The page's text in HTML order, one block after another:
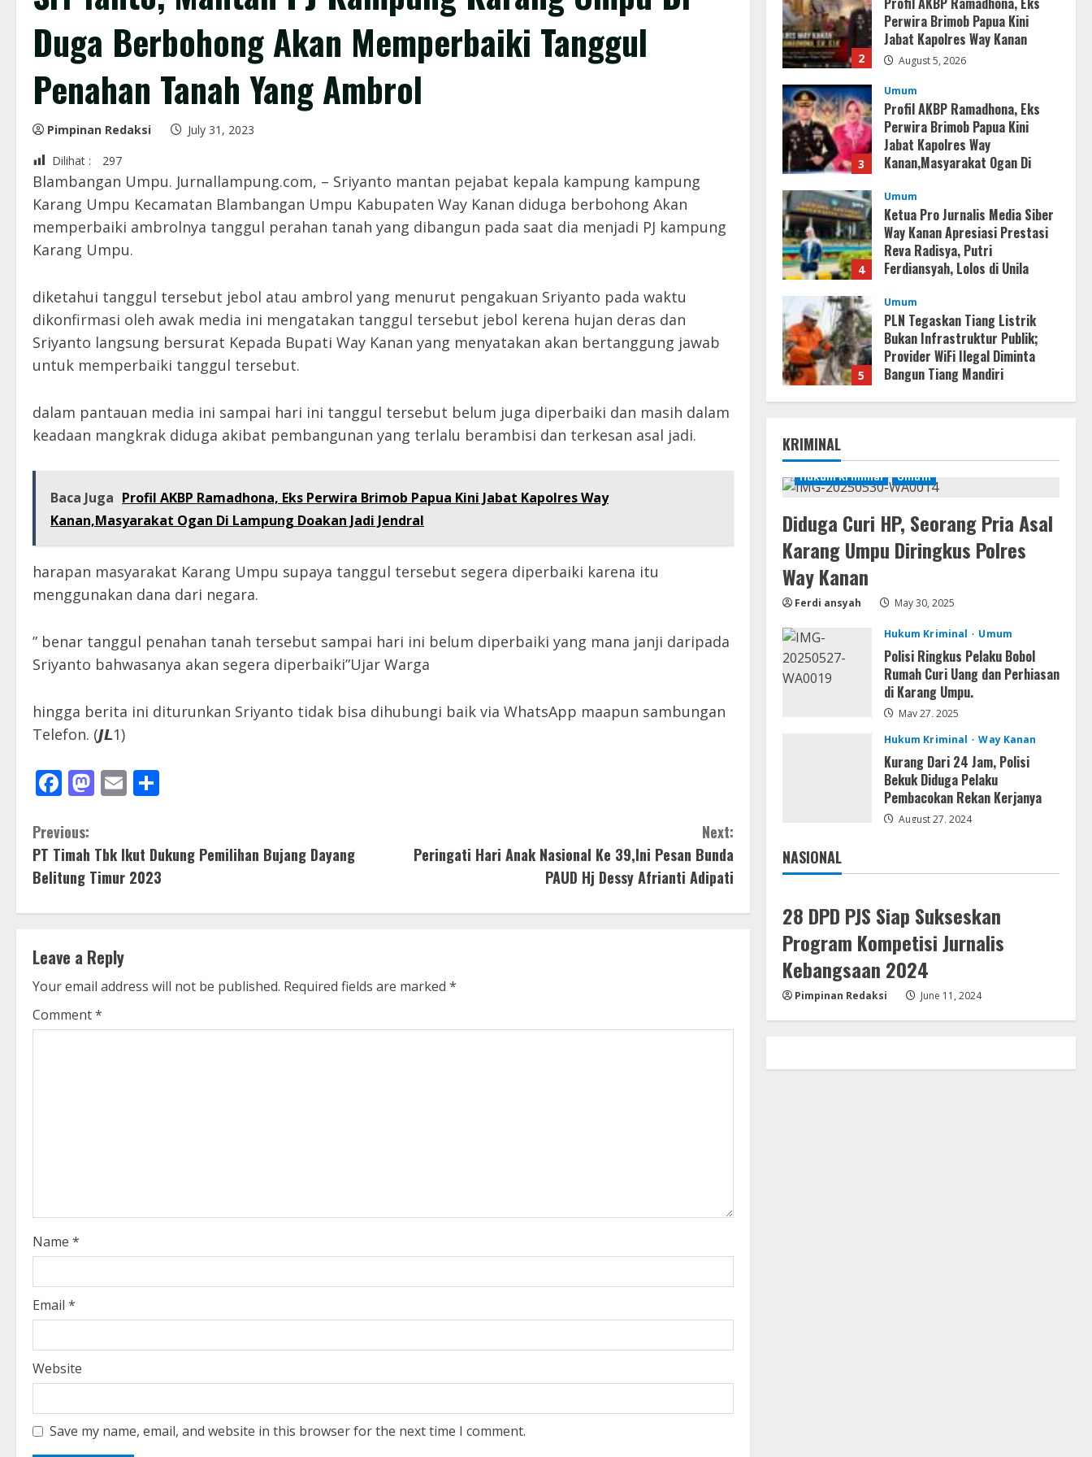
Duga Berbohong Akan Memperbaiki Tanggul
Penahan Tanah Yang Ambrol
Pimpinan Redaksi
July 31, 2023
Dilihat :
297
Blambangan Umpu. Jurnallampung.com, – Sriyanto mantan pejabat kepala kampung kampung
Karang Umpu Kecamatan Blambangan Umpu Kabupaten Way Kanan diduga berbohong Akan
memperbaiki ambrolnya tanggul perahan tanah yang dibangun pada saat dia menjadi PJ kampung
Karang Umpu.
diketahui tanggul tersebut jebol atau ambrol yang menurut pengakuan Sriyanto pada waktu
dikonfirmasi oleh awak media ini mengatakan tanggul tersebut jebol kerena hujan deras dan
Sriyanto langsung bersurat Kepada Bupati Way Kanan yang menyatakan akan bertanggung jawab
untuk memperbaiki tanggul tersebut.
dalam pantauan media ini sampai hari ini tanggul tersebut belum juga diperbaiki dan masih dalam
keadaan mangkrak diduga akibat pembangunan yang terlalu berambisi dan terkesan asal jadi.
Baca Juga Profil AKBP Ramadhona, Eks Perwira Brimob Papua Kini Jabat Kapolres Way
Kanan,Masyarakat Ogan Di Lampung Doakan Jadi Jendral
harapan masyarakat Karang Umpu supaya tanggul tersebut segera diperbaiki karena itu
menggunakan dana dari negara.
” benar tanggul penahan tanah tersebut sampai hari ini belum diperbaiki yang mana janji daripada
Sriyanto bahwasanya akan segera diperbaiki”Ujar Warga
hingga berita ini diturunkan Sriyanto tidak bisa dihubungi baik via WhatsApp maapun sambungan
Telefon. (𝙅𝙇1)
Facebook
Mastodon
Email
C
o
n
i
n
u
d
i
n
g
Previous:
PT Timah Tbk Ikut Dukung Pemilihan Bujang Dayang
Belitung Timur 2023
Next:
Peringati Hari Anak Nasional Ke 39,Ini Pesan Bunda
PAUD Hj Dessy Afrianti Adipati
Leave a Reply
Your email address will not be published. Required fields are marked *
Comment*
Name *
Email *
Website
Save my name, email, and website in this browser for the next time I comment.
2
Perwira Brimob Papua Kini
Jabat Kapolres Way Kanan
August 5, 2026
3
Umum
Profil AKBP Ramadhona, Eks
Perwira Brimob Papua Kini
Jabat Kapolres Way
Kanan,Masyarakat Ogan Di
August 4, 2026
4
Umum
Ketua Pro Jurnalis Media Siber
Way Kanan Apresiasi Prestasi
Reva Radisya, Putri
Ferdiansyah, Lolos di Unila
August 4, 2026
5
Umum
PLN Tegaskan Tiang Listrik
Bukan Infrastruktur Publik;
Provider WiFi Ilegal Diminta
Bangun Tiang Mandiri
1
Rune Release for Desktop
August 6, 2026
2
Umum
Profil AKBP Ramadhona, Eks
Perwira Brimob Papua Kini
Jabat Kapolres Way Kanan
Profil AKBP Ramadhona, Eks
Perwira Brimob Papua Kini
Jabat Kapolres Way
Kanan,Masyarakat Ogan Di
Lampung Doakan Jadi Jendral
Ketua Pro Jurnalis Media Siber
Way Kanan Apresiasi Prestasi
Reva Radisya, Putri
Ferdiansyah, Lolos di Unila
Jurusan HI
August 3, 2026
KRIMINAL
Hukum Kriminal Umum
Diduga Curi HP, Seorang Pria Asal
Karang Umpu Diringkus Polres
Way Kanan
Ferdi ansyah May 30, 2025
Hukum Kriminal Umum
Polisi Ringkus Pelaku Bobol
Rumah Curi Uang dan Perhiasan
di Karang Umpu.
May 27, 2025
Hukum Kriminal
Way Kanan
Kurang Dari 24 Jam, Polisi
Bekuk Diduga Pelaku
Pembacokan Rekan Kerjanya
August 27, 2024
NASIONAL
Jakarta
28 DPD PJS Siap Sukseskan
Program Kompetisi Jurnalis
Kebangsaan 2024
Pimpinan Redaksi June 11, 2024